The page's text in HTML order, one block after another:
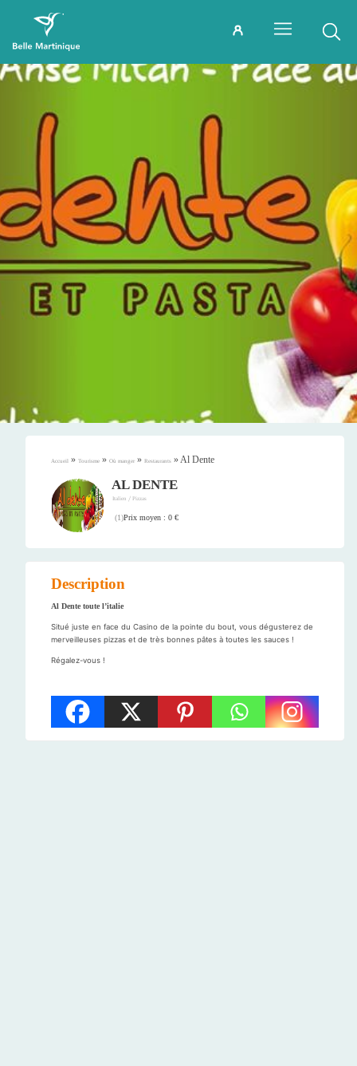
Accueil » Tourisme » Où manger » Restaurants »Al Dente
AL DENTE
Italien / Pizzas
(1)Prix moyen : 0 €
Description
Al Dente toute l’italie
Situé juste en face du Casino de la pointe du bout, vous dégusterez de
merveilleuses pizzas et de très bonnes pâtes à toutes les sauces !
Régalez-vous !